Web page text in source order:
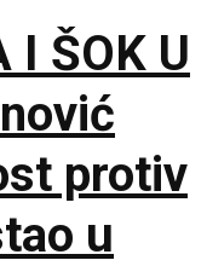
I ŠOK U
protiv
u